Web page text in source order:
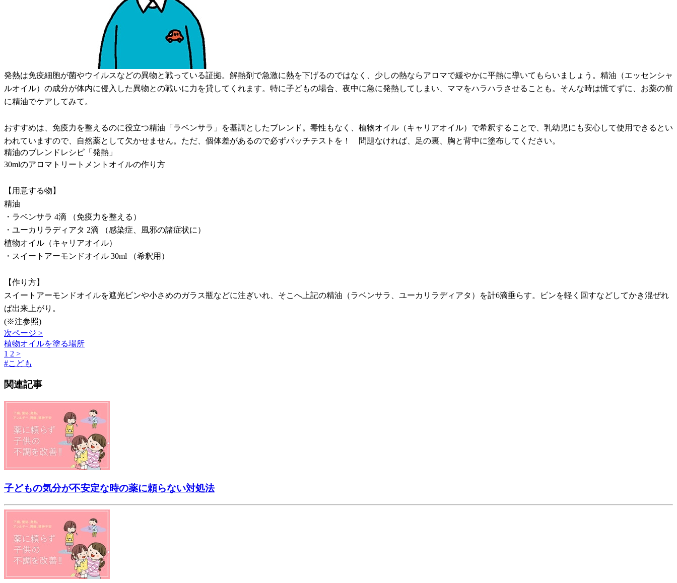
発熱は免疫細胞が菌やウイルスなどの異物と戦っている証拠。解熱剤で急激に熱を下げるのではなく、少しの熱ならアロマで緩やかに平熱に導いてもらいましょう。精油（エッセンシャ
ルオイル）の成分が体内に侵入した異物との戦いに力を貸してくれます。特に子どもの場合、夜中に急に発熱してしまい、ママをハラハラさせることも。そんな時は慌てずに、お薬の前
に精油でケアしてみて。
おすすめは、免疫力を整えるのに役立つ精油「ラベンサラ」を基調としたブレンド。毒性もなく、植物オイル（キャリアオイル）で希釈することで、乳幼児にも安心して使用できるとい
われていますので、自然薬として欠かせません。ただ、個体差があるので必ずパッチテストを！ 問題なければ、足の裏、胸と背中に塗布してください。
精油のブレンドレシピ「発熱」
30mlのアロマトリートメントオイルの作り方
【用意する物】
精油
・ラベンサラ 4滴 （免疫力を整える）
・ユーカリラディアタ 2滴 （感染症、風邪の諸症状に）
植物オイル（キャリアオイル）
・スイートアーモンドオイル 30ml （希釈用）
【作り方】
スイートアーモンドオイルを遮光ビンや小さめのガラス瓶などに注ぎいれ、そこへ上記の精油（ラベンサラ、ユーカリラディアタ）を計6滴垂らす。ビンを軽く回すなどしてかき混ぜれ
ば出来上がり。
(※注参照)
次ページ >
植物オイルを塗る場所
1 2 >
#こども
関連記事
子どもの気分が不安定な時の薬に頼らない対処法